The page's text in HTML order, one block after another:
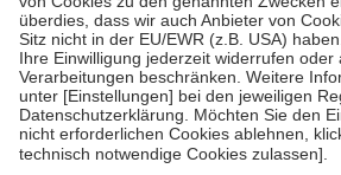
stärken und die besondere Stellung der
fallenkeine Zuzahlungen an bei:
• Kindern und Jugendlichen bis zum
mit Ausnahme der Fahrkosten
• Untersuchungen zur Vorsorge und
GKV getragen werden
• empfohlenen Schutzimpfungen